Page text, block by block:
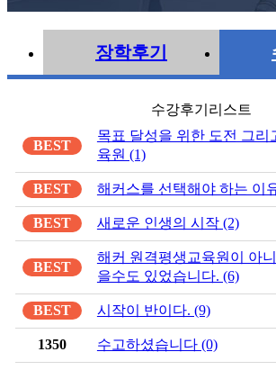
장학후기
수강후기리스트
BEST
목표 달성을 위한 도전 그리
육원 (1)
BEST 해커스를 선택해야 하는 이
BEST 새로운 인생의 시작 (2)
BEST
해커 원격평생교육원이 아
을수도 있었습니다. (6)
BEST 시작이 반이다. (9)
1350 수고하셨습니다 (0)